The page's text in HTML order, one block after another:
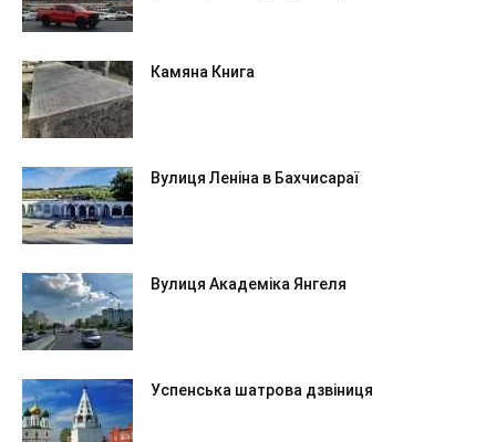
Камяна Книга
Вулиця Леніна в Бахчисараї
Вулиця Академіка Янгеля
Успенська шатрова дзвіниця